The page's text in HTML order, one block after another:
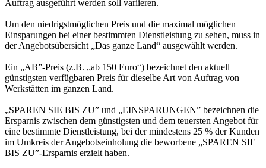
Auftrag ausgeführt werden soll variieren.
Um den niedrigstmöglichen Preis und die maximal möglichen
Einsparungen bei einer bestimmten Dienstleistung zu sehen, muss in
der Angebotsübersicht „Das ganze Land“ ausgewählt werden.
Ein „AB”-Preis (z.B. „ab 150 Euro“) bezeichnet den aktuell
günstigsten verfügbaren Preis für dieselbe Art von Auftrag von
Werkstätten im ganzen Land.
„SPAREN SIE BIS ZU” und „EINSPARUNGEN” bezeichnen die
Ersparnis zwischen dem günstigsten und dem teuersten Angebot für
eine bestimmte Dienstleistung, bei der mindestens 25 % der Kunden
im Umkreis der Angebotseinholung die beworbene „SPAREN SIE
BIS ZU”-Ersparnis erzielt haben.